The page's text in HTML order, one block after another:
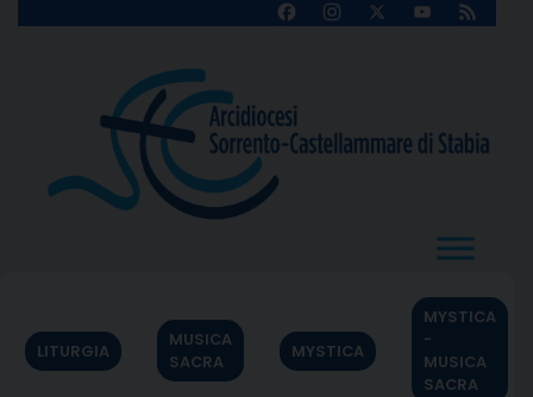
FacebookInstagram
X
YouTube
Feed
LITURGIA
MUSICA
SACRA
MYSTICA
MYSTICA
-
MUSICA
SACRA